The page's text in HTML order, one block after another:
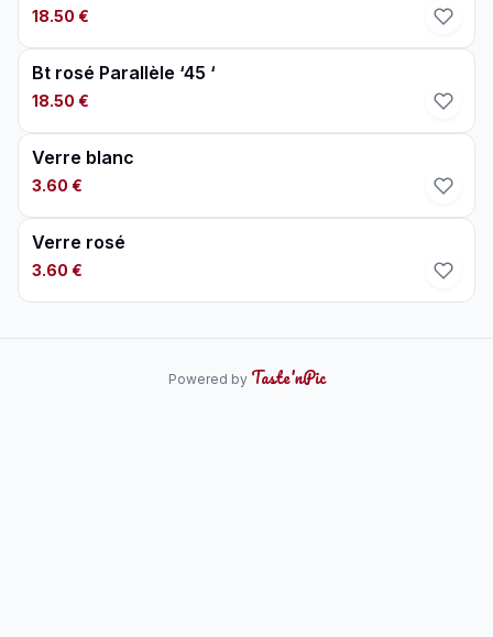
18.50 €
Bt rosé Parallèle ‘45 ‘
18.50 €
Verre blanc
3.60 €
Verre rosé
3.60 €
Powered by Taste'nPic